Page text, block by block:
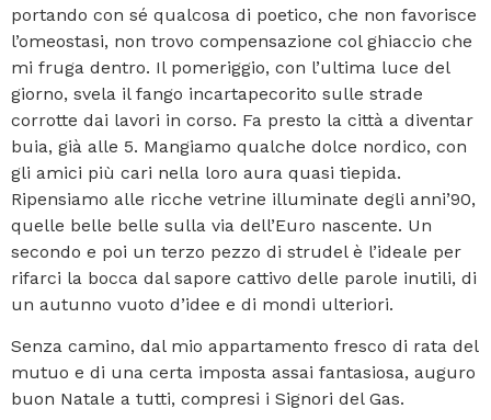
portando con sé qualcosa di poetico, che non favorisce
l’omeostasi, non trovo compensazione col ghiaccio che
mi fruga dentro. Il pomeriggio, con l’ultima luce del
giorno, svela il fango incartapecorito sulle strade
corrotte dai lavori in corso. Fa presto la città a diventar
buia, già alle 5. Mangiamo qualche dolce nordico, con
gli amici più cari nella loro aura quasi tiepida.
Ripensiamo alle ricche vetrine illuminate degli anni’90,
quelle belle belle sulla via dell’Euro nascente. Un
secondo e poi un terzo pezzo di strudel è l’ideale per
rifarci la bocca dal sapore cattivo delle parole inutili, di
un autunno vuoto d’idee e di mondi ulteriori.
Senza camino, dal mio appartamento fresco di rata del
mutuo e di una certa imposta assai fantasiosa, auguro
buon Natale a tutti, compresi i Signori del Gas.